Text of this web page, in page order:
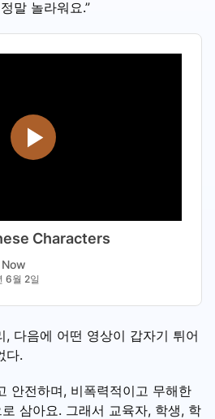
말 놀라워요.”
, 다음에 어떤 영상이 갑자기 튀어
다.
안전하며, 비폭력적이고 무해한
삼아요. 그래서 교육자, 학생, 학